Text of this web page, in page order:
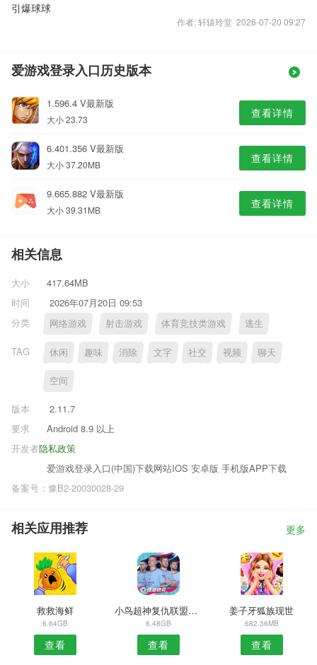
引爆球球
作者: 轩辕玲堂 2026-07-20 09:27
爱游戏登录入口历史版本
1.596.4 V最新版
大小 23.73 查看详情
6.401.356 V最新版
大小 37.20MB 查看详情
9.665.882 V最新版
大小 39.31MB 查看详情
相关信息
大小
417.64MB
时间
2026年07月20日 09:53
分类
网络游戏 射击游戏 体育竞技类游戏 逃生
TAG 休闲 趣味 消除 文字 社交 视频 聊天
空间
版本
2.11.7
要求
Android 8.9 以上
隐私政策
开发者
爱游戏登录入口(中国)下载网站IOS 安卓版 手机版APP下载
备案号：豫B2-20030028-29
相关应用推荐 更多
救救海鲜
6.64GB
查看
小鸟超神复仇联盟手游
6.48GB
查看
姜子牙狐族现世
682.36MB
查看